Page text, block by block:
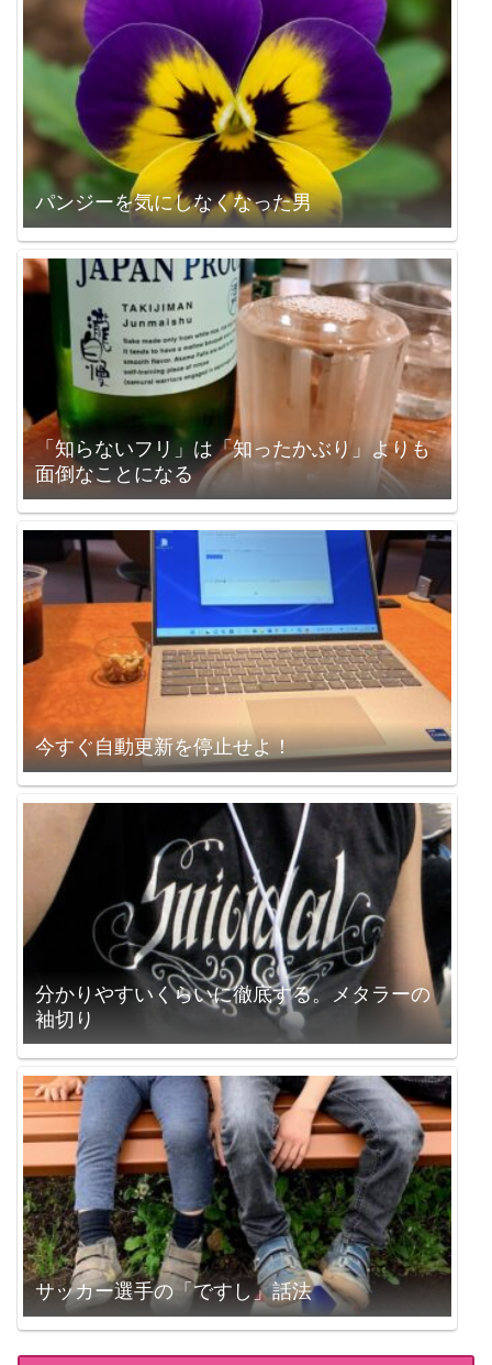
パンジーを気にしなくなった男
「知らないフリ」は「知ったかぶり」よりも
面倒なことになる
今すぐ自動更新を停止せよ！
分かりやすいくらいに徹底する。メタラーの
袖切り
サッカー選手の「ですし」話法